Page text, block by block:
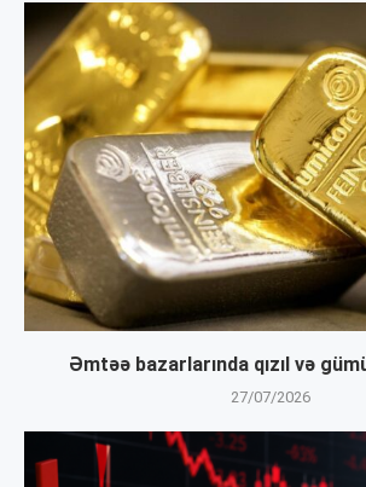
Əmtəə bazarlarında qızıl və
27/07/2026